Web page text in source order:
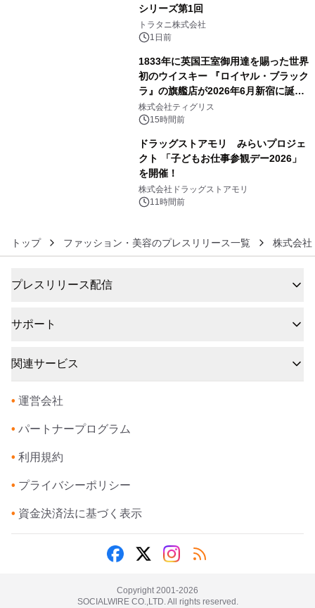
シリーズ第1回
トラタニ株式会社
1日前
1833年に英国王室御用達を賜った世界
初のウイスキー 『ロイヤル・ブラック
ラ』の旗艦店が2026年6月新宿に誕
生 バカルディ ジャパンと連携した
没入型バー「BAR Arca」
株式会社ティグリス
15時間前
ドラッグストアモリ みらいプロジェ
クト 「子どもお仕事参観デー2026」
を開催！
株式会社ドラッグストアモリ
11時間前
トップ ファッション・美容のプレスリリース一覧 株式会社
プレスリリース配信
サポート
関連サービス
• 運営会社
• パートナープログラム
• 利用規約
• プライバシーポリシー
• 資金決済法に基づく表示
Copyright 2001-2026
SOCIALWIRE CO.,LTD. All rights reserved.